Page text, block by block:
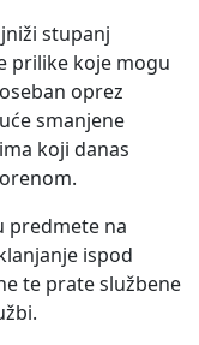
stupanj
prilike koje mogu
oprez
smanjene
koji danas
predmete na
ispod
te prate službene